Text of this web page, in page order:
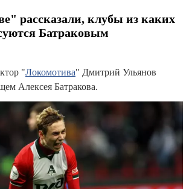
рассказали, клубы из каких
Батраковым
"Локомотива" Дмитрий Ульянов
Алексея Батракова.